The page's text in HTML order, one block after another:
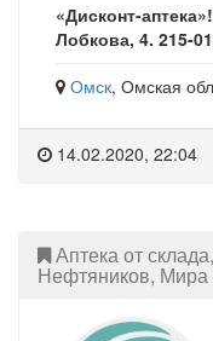
«Дисконт-
Лобкова, 4. 215-
Омск, Омская
14.02.2020, 22:04
Аптека от
Нефтяников, Мира